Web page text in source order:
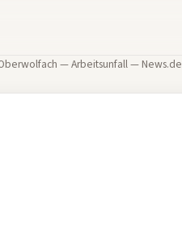
— Arbeitsunfall — News.de